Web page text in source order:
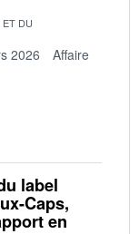
DU
2026
Affaire
label
Caps,
en